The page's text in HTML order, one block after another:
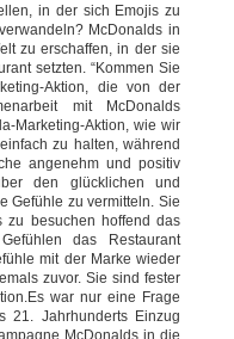
in der sich Emojis zu
McDonalds in
zu erschaffen, in der sie
setzten. “Kommen Sie
Aktion, die von der
mit McDonalds
Marketing-Aktion, wie wir
zu halten, während
angenehm und positiv
den glücklichen und
Gefühle zu vermitteln. Sie
zu besuchen hoffend das
das Restaurant
mit der Marke wieder
zuvor. Sie sind fester
war nur eine Frage
Jahrhunderts Einzug
McDonalds in die